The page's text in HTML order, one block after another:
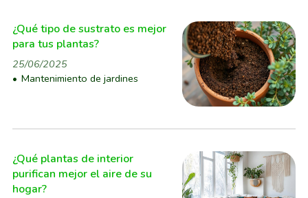
¿Qué tipo de sustrato es mejor
para tus plantas?
25/06/2025
Mantenimiento de jardines
¿Qué plantas de interior
purifican mejor el aire de su
hogar?